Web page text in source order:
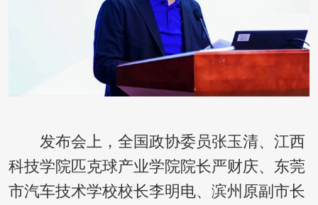
发布会上，全国政协委员张玉清、江西
科技学院匹克球产业学院院长严财庆、东莞
市汽车技术学校校长李明电、滨州原副市长